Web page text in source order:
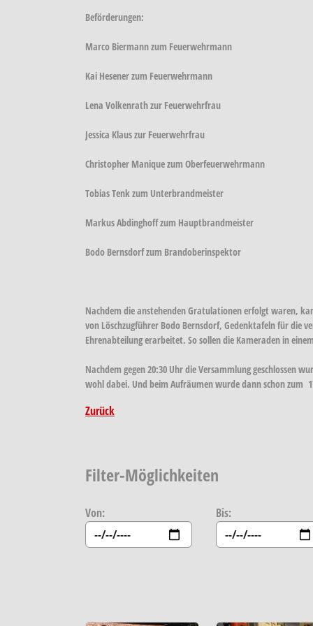
Beförderungen:
Marco Biermann zum Feuerwehrmann
Kai Hesener zum Feuerwehrmann
Lena Volkenrath zur Feuerwehrfrau
Jessica Klaus zur Feuerwehrfrau
Christopher Manique zum Oberfeuerwehrmann
Tobias Tenk zum Unterbrandmeister
Markus Abdinghoff zum Hauptbrandmeister
Bodo Bernsdorf zum Brandoberinspektor
Nachdem die anstehenden Gratulationen erfolgt waren,
von Löschzugführer Bodo Bernsdorf, Gedenktafeln für die
Ehrenabteilung erarbeitet. So sollen die Kameraden in
Nachdem gegen 20:30 Uhr die Versammlung geschlossen
wohl dabei. Und beim Aufräumen wurde dann schon zum
Zurück
Filter-Möglichkeiten
Von: Bis: